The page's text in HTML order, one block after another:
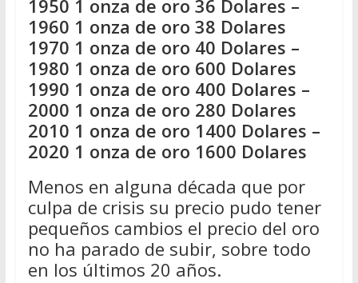
1950 1 onza de oro 36 Dolares –
1960 1 onza de oro 38 Dolares
1970 1 onza de oro 40 Dolares –
1980 1 onza de oro 600 Dolares
1990 1 onza de oro 400 Dolares –
2000 1 onza de oro 280 Dolares
2010 1 onza de oro 1400 Dolares –
2020 1 onza de oro 1600 Dolares
Menos en alguna década que por
culpa de crisis su precio pudo tener
pequeños cambios el precio del oro
no ha parado de subir, sobre todo
en los últimos 20 años.